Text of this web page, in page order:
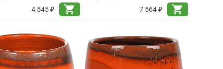
4 545 ₽
shopping_cart
7 564 ₽
shopping_cart